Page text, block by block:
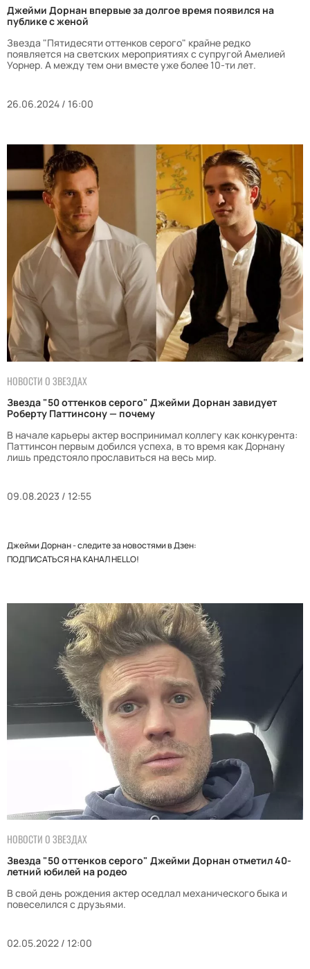
Джейми Дорнан впервые за долгое время появился на
публике с женой
Звезда "Пятидесяти оттенков серого" крайне редко
появляется на светских мероприятиях с супругой Амелией
Уорнер. А между тем они вместе уже более 10-ти лет.
26.06.2024 / 16:00
НОВОСТИ О ЗВЕЗДАХ
Звезда "50 оттенков серого" Джейми Дорнан завидует
Роберту Паттинсону — почему
В начале карьеры актер воспринимал коллегу как конкурента:
Паттинсон первым добился успеха, в то время как Дорнану
лишь предстояло прославиться на весь мир.
09.08.2023 / 12:55
Джейми Дорнан - следите за новостями в Дзен:
ПОДПИСАТЬСЯ НА КАНАЛ HELLO!
НОВОСТИ О ЗВЕЗДАХ
Звезда "50 оттенков серого" Джейми Дорнан отметил 40-
летний юбилей на родео
В свой день рождения актер оседлал механического быка и
повеселился с друзьями.
02.05.2022 / 12:00